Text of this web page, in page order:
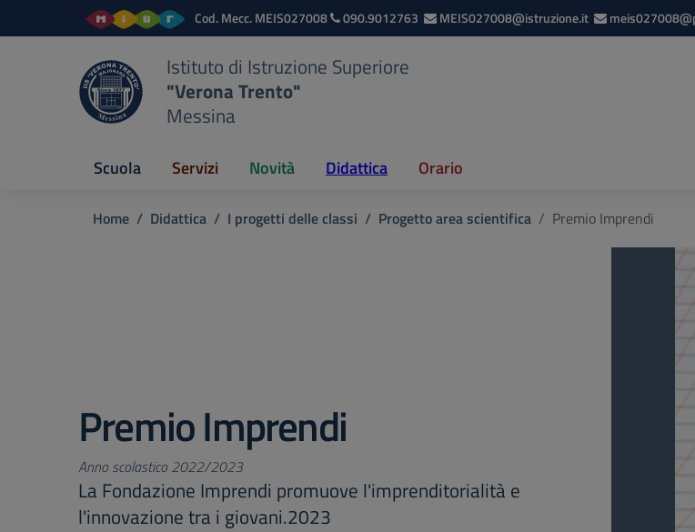
Vai ai contenuti
Vai al menu di navigazione Cod. Mecc.MEIS027008 090.9012763 MEIS027008@istruzione.it
Istituto di Istruzione Superiore
"Verona Trento"
Messina
Scuola Servizi Novità Didattica Orario
Home Didattica I progetti delle classi Progetto area scientifica Premio Imprendi
Premio Imprendi
Anno scolastico 2022/2023
La Fondazione Imprendi promuove l'imprenditorialità e
l'innovazione tra i giovani.2023